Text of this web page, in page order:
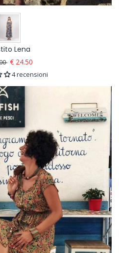
Lena
€ 24.50
4 recensioni